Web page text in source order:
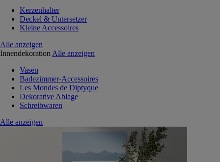
Kerzenhalter
Deckel & Untersetzer
Kleine Accessoires
Alle anzeigen
Innendekoration Alle anzeigen
Vasen
Badezimmer-Accessoires
Les Mondes de Diptyque
Dekorative Ablage
Schreibwaren
Alle anzeigen